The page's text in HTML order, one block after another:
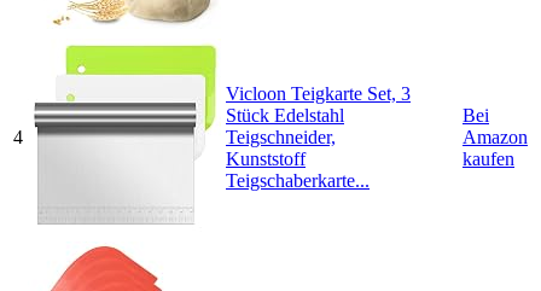
4
Vicloon Teigkarte Set, 3
Stück Edelstahl
Teigschneider,
Kunststoff
Teigschaberkarte...
Bei
Amazon
kaufen